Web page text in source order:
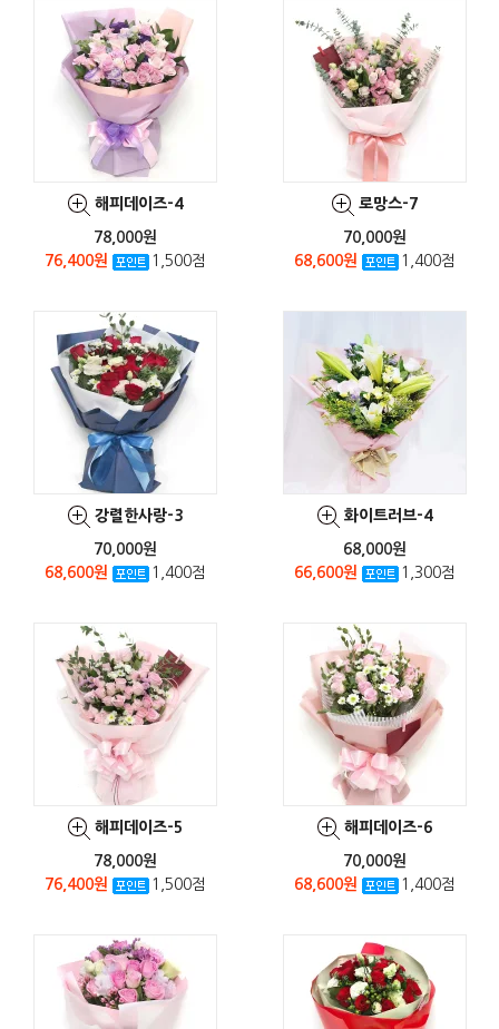
해피데이즈-4
78,000원
76,400원
1,500점
로망스-7
70,000원
68,600원
1,400점
강렬한사랑-3
70,000원
68,600원
1,400점
화이트러브-4
68,000원
66,600원
1,300점
해피데이즈-5
78,000원
76,400원
1,500점
해피데이즈-6
70,000원
68,600원
1,400점